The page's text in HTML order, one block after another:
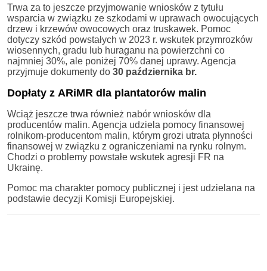
Trwa za to jeszcze przyjmowanie wniosków z tytułu
wsparcia w związku ze szkodami w uprawach owocujących
drzew i krzewów owocowych oraz truskawek. Pomoc
dotyczy szkód powstałych w 2023 r. wskutek przymrozków
wiosennych, gradu lub huraganu na powierzchni co
najmniej 30%, ale poniżej 70% danej uprawy. Agencja
przyjmuje dokumenty do 30 października br.
Dopłaty z ARiMR dla plantatorów malin
Wciąż jeszcze trwa również nabór wniosków dla
producentów malin. Agencja udziela pomocy finansowej
rolnikom-producentom malin, którym grozi utrata płynności
finansowej w związku z ograniczeniami na rynku rolnym.
Chodzi o problemy powstałe wskutek agresji FR na
Ukrainę.
Pomoc ma charakter pomocy publicznej i jest udzielana na
podstawie decyzji Komisji Europejskiej.